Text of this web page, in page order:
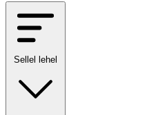
Sellel lehel